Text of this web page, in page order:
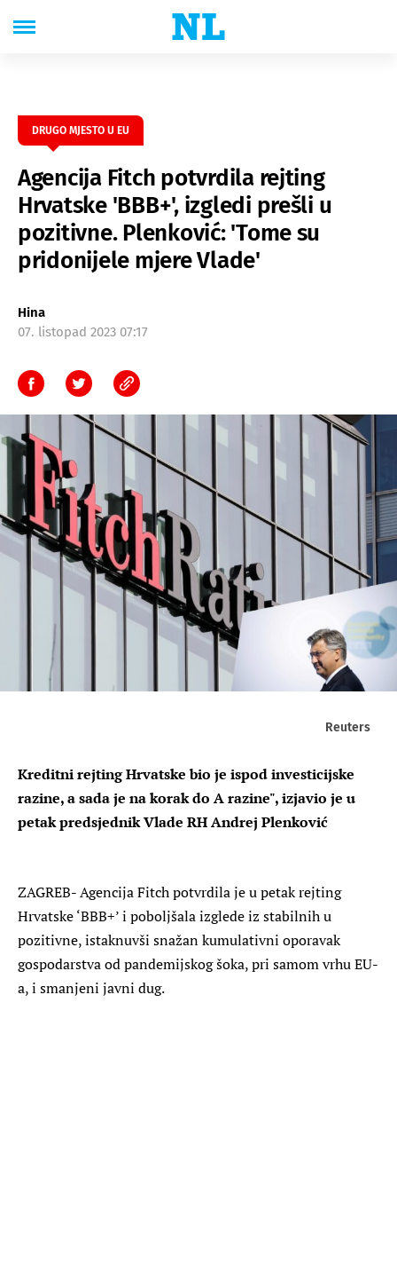
DRUGO MJESTO U EU
Agencija Fitch potvrdila rejting
Hrvatske 'BBB+', izgledi prešli u
pozitivne. Plenković: 'Tome su
pridonijele mjere Vlade'
Hina
07. listopad 2023 07:17
Reuters
Kreditni rejting Hrvatske bio je ispod investicijske
razine, a sada je na korak do A razine", izjavio je u
petak predsjednik Vlade RH Andrej Plenković
ZAGREB- Agencija Fitch potvrdila je u petak rejting
Hrvatske ‘BBB+’ i poboljšala izglede iz stabilnih u
pozitivne, istaknuvši snažan kumulativni oporavak
gospodarstva od pandemijskog šoka, pri samom vrhu EU-
a, i smanjeni javni dug.